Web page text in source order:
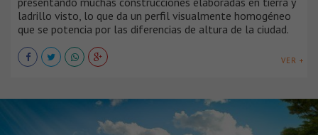
ladrillo visto, lo que da un perfil visualmente homogéneo
que se potencia por las diferencias de altura de la ciudad.
VER +